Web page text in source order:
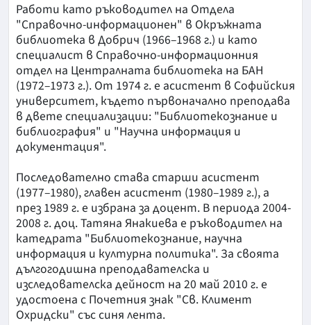
Работи като ръководител на Отдела
"Справочно-информационен" в Окръжната
библиотека в Добрич (1966–1968 г.) и като
специалист в Справочно-информационния
отдел на Централната библиотека на БАН
(1972–1973 г.). От 1974 г. е асистент в Софийския
университет, където първоначално преподава
в двете специализации: "Библиотекознание и
библиография" и "Научна информация и
документация".
Последователно става старши асистент
(1977–1980), главен асистент (1980–1989 г.), а
през 1989 г. е избрана за доцент. В периода 2004-
2008 г. доц. Татяна Янакиева е ръководител на
катедрата "Библиотекознание, научна
информация и културна политика". За своята
дългогодишна преподавателска и
изследователска дейност на 20 май 2010 г. е
удостоена с Почетния знак "Св. Климент
Охридски" със синя лента.